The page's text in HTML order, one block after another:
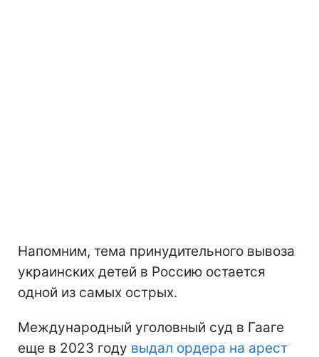
Напомним, тема принудительного вывоза
украинских детей в Россию остается
одной из самых острых.
Международный уголовный суд в Гааге
еще в 2023 году выдал ордера на арест